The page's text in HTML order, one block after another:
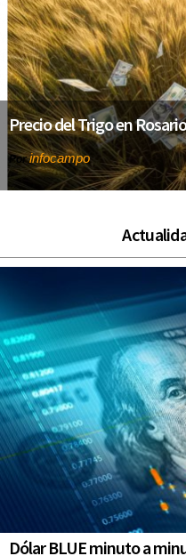
Precio del Trigo en
Porinfocampo
Dólar BLUE minuto a